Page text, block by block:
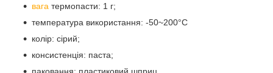
вага термопасти: 1 г;
температура використання: -50~200°C
колір: сірий;
консистенція: паста;
паковання: пластиковий шприц